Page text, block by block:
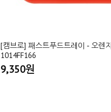
[캠브로] 패스트푸드트레이 - 오렌지
1014FF166
9,350원